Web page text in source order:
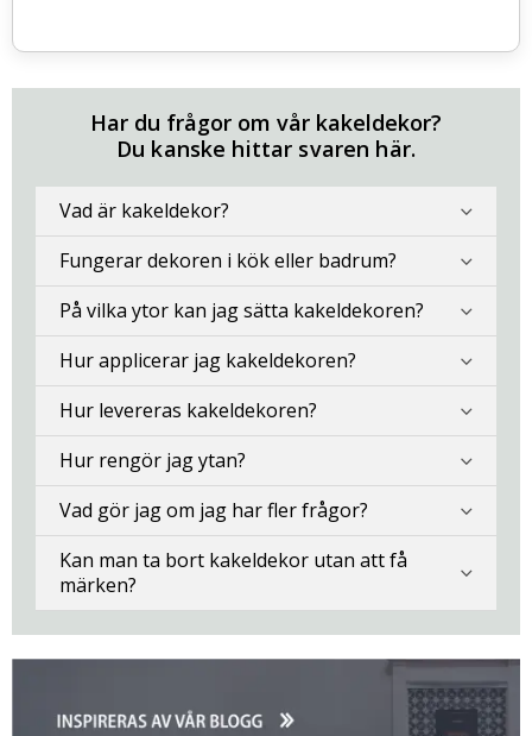
Har du frågor om vår kakeldekor?
Du kanske hittar svaren här.
Vad är kakeldekor?
Fungerar dekoren i kök eller badrum?
På vilka ytor kan jag sätta kakeldekoren?
Hur applicerar jag kakeldekoren?
Hur levereras kakeldekoren?
Hur rengör jag ytan?
Vad gör jag om jag har fler frågor?
Kan man ta bort kakeldekor utan att få
märken?